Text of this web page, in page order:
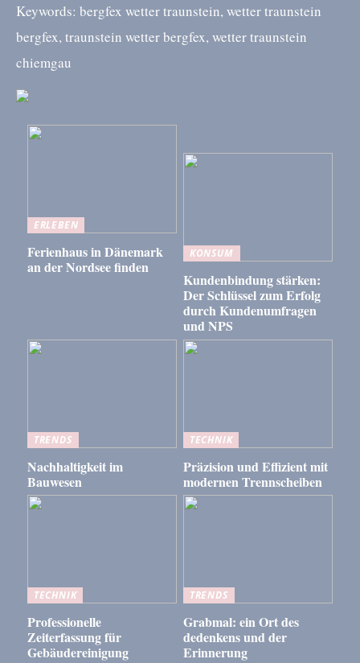
Keywords: bergfex wetter traunstein, wetter traunstein
bergfex, traunstein wetter bergfex, wetter traunstein
chiemgau
ERLEBEN
Ferienhaus in Dänemark
an der Nordsee finden
KONSUM
Kundenbindung stärken:
Der Schlüssel zum Erfolg
durch Kundenumfragen
und NPS
TRENDS
Nachhaltigkeit im
Bauwesen
TECHNIK
Präzision und Effizient mit
modernen Trennscheiben
TECHNIK
Professionelle
Zeiterfassung für
Gebäudereinigung
TRENDS
Grabmal: ein Ort des
dedenkens und der
Erinnerung